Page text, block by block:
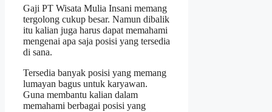
Gaji PT Wisata Mulia Insani memang
tergolong cukup besar. Namun dibalik
itu kalian juga harus dapat memahami
mengenai apa saja posisi yang tersedia
di sana.
Tersedia banyak posisi yang memang
lumayan bagus untuk karyawan.
Guna membantu kalian dalam
memahami berbagai posisi yang